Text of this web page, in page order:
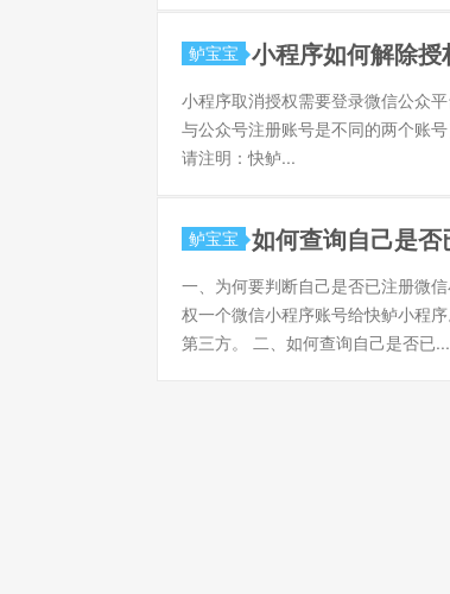
鲈宝宝 小程序如何解除授
小程序取消授权需要登录微信公众
与公众号注册账号是不同的两个账
请注明：快鲈...
鲈宝宝 如何查询自己是
一、为何要判断自己是否已注册微
权一个微信小程序账号给快鲈小程
第三方。 二、如何查询自己是否已...